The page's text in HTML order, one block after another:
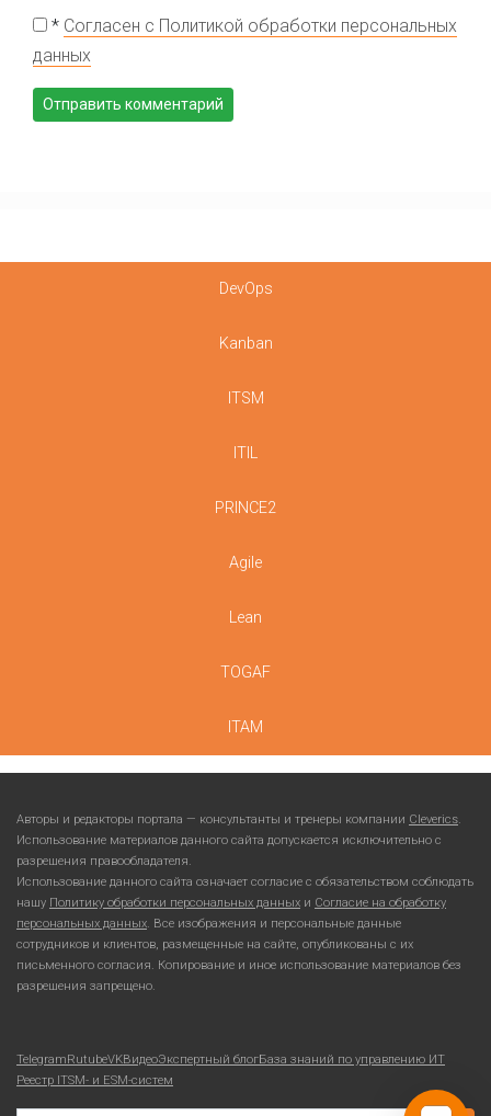
* Согласен с Политикой обработки персональных
данных
DevOps
Kanban
ITSM
ITIL
PRINCE2
Agile
Lean
TOGAF
ITAM
Авторы и редакторы портала — консультанты и тренеры компании Cleverics.
Использование материалов данного сайта допускается исключительно с
разрешения правообладателя.
Использование данного сайта означает согласие с обязательством соблюдать
нашу Политику обработки персональных данных и Согласие на обработку
персональных данных. Все изображения и персональные данные
сотрудников и клиентов, размещенные на сайте, опубликованы с их
письменного согласия. Копирование и иное использование материалов без
разрешения запрещено.
TelegramRutubeVKВидеоЭкспертный блогБаза знаний по управлению ИТ
Реестр ITSM- и ESM-систем